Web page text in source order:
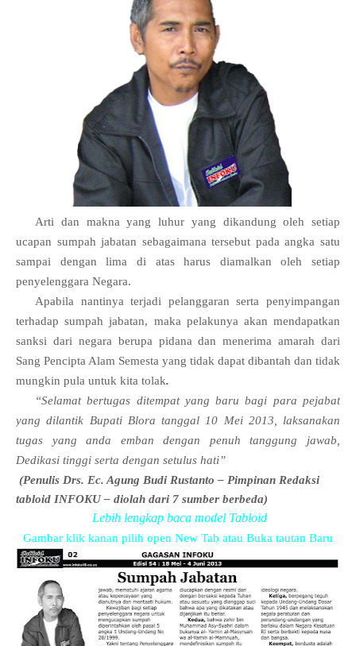
Arti dan makna yang luhur yang dikandung oleh setiap
ucapan sumpah jabatan sebagaimana tersebut pada angka satu
sampai dengan lima di atas harus diamalkan oleh setiap
penyelenggara Negara.
Apabila nantinya terjadi pelanggaran serta penyimpangan
terhadap sumpah jabatan, maka pelakunya akan mendapatkan
sanksi dari negara berupa pidana dan menerima amarah dari
Sang Pencipta Alam Semesta yang tidak dapat dibantah dan tidak
mungkin pula untuk kita tolak.
“Selamat bertugas ditempat yang baru bagi para pejabat
yang dilantik Bupati Blora tanggal 10 Mei 2013, laksanakan
tugas yang anda emban dengan penuh tanggung jawab,
Dedikasi tinggi serta dengan setulus hati”
(Penulis Drs. Ec. Agung Budi Rustanto – Pimpinan Redaksi
tabloid INFOKU – diolah dari 7 sumber berbeda)
Lebih lengkap baca model Tabloid
Gambar klik kanan pilih open New Tab atau Buka tautan Baru